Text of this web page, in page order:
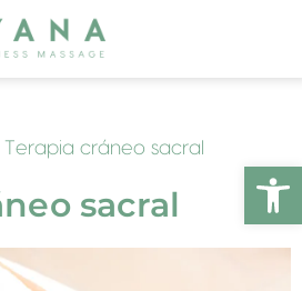
Abrir
Terapia cráneo sacral
sacral